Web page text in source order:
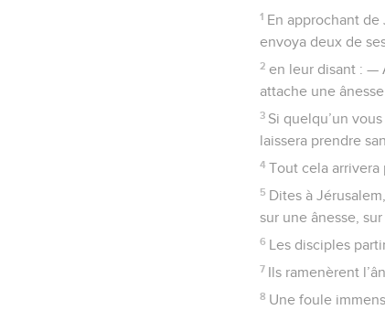
1 En approchant
envoya deux de
2 en leur disant : —
attache une
3 Si quelqu’un
laissera prendre
4 Tout cela
5 Dites à
sur une ânesse,
6 Les disciples
7 Ils ramenèrent
8 Une foule